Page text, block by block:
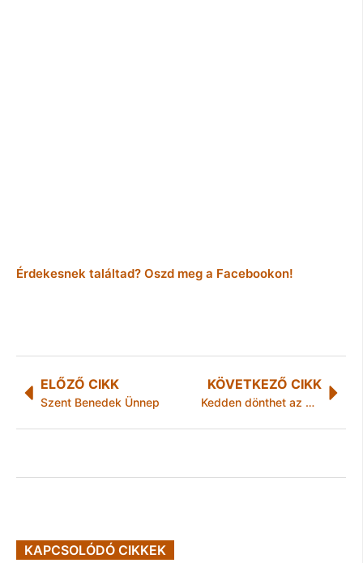
Érdekesnek találtad? Oszd meg a Facebookon!
ELŐZŐ CIKK
Szent Benedek Ünnep
KÖVETKEZŐ CIKK
Kedden dönthet az Ab a képviselők költségtérítéséről kezdeményezett népszavazásról
KAPCSOLÓDÓ CIKKEK